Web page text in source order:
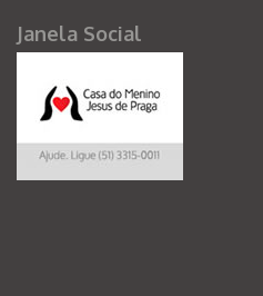
Janela Social